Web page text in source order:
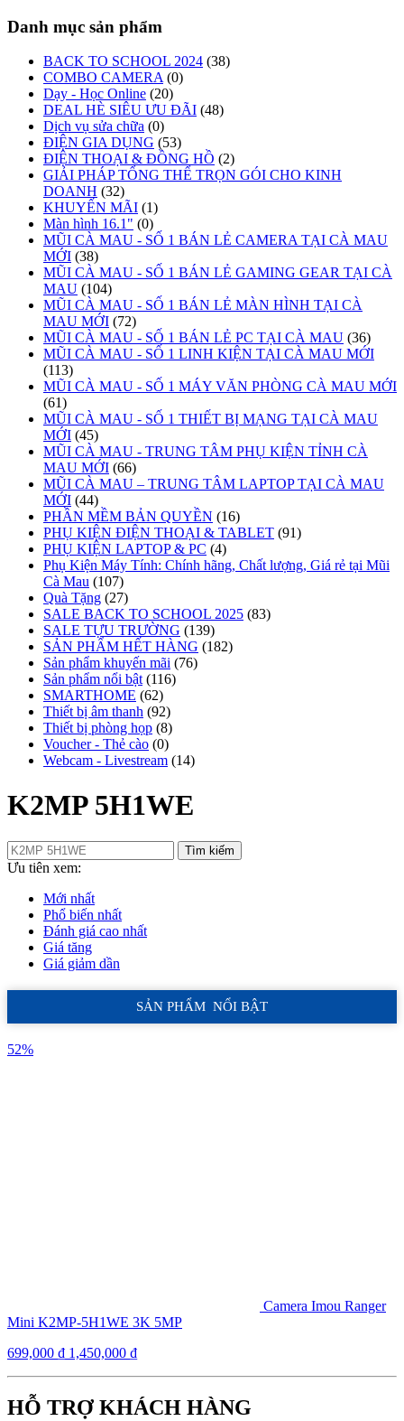
Danh mục sản phẩm
BACK TO SCHOOL 2024 (38)
COMBO CAMERA (0)
Dạy - Học Online (20)
DEAL HÈ SIÊU ƯU ĐÃI (48)
Dịch vụ sửa chữa (0)
ĐIỆN GIA DỤNG (53)
ĐIỆN THOẠI & ĐỒNG HỒ (2)
GIẢI PHÁP TỔNG THỂ TRỌN GÓI CHO KINH
DOANH (32)
KHUYẾN MÃI (1)
Màn hình 16.1" (0)
MŨI CÀ MAU - SỐ 1 BÁN LẺ CAMERA TẠI CÀ MAU
MỚI (38)
MŨI CÀ MAU - SỐ 1 BÁN LẺ GAMING GEAR TẠI CÀ
MAU (104)
MŨI CÀ MAU - SỐ 1 BÁN LẺ MÀN HÌNH TẠI CÀ
MAU MỚI (72)
MŨI CÀ MAU - SỐ 1 BÁN LẺ PC TẠI CÀ MAU (36)
MŨI CÀ MAU - SỐ 1 LINH KIỆN TẠI CÀ MAU MỚI
(113)
MŨI CÀ MAU - SỐ 1 MÁY VĂN PHÒNG CÀ MAU MỚI
(61)
MŨI CÀ MAU - SỐ 1 THIẾT BỊ MẠNG TẠI CÀ MAU
MỚI (45)
MŨI CÀ MAU - TRUNG TÂM PHỤ KIỆN TỈNH CÀ
MAU MỚI (66)
MŨI CÀ MAU – TRUNG TÂM LAPTOP TẠI CÀ MAU
MỚI (44)
PHẦN MỀM BẢN QUYỀN (16)
PHỤ KIỆN ĐIỆN THOẠI & TABLET (91)
PHỤ KIỆN LAPTOP & PC (4)
Phụ Kiện Máy Tính: Chính hãng, Chất lượng, Giá rẻ tại Mũi
Cà Mau (107)
Quà Tặng (27)
SALE BACK TO SCHOOL 2025 (83)
SALE TỰU TRƯỜNG (139)
SẢN PHẨM HẾT HÀNG (182)
Sản phẩm khuyến mãi (76)
Sản phẩm nổi bật (116)
SMARTHOME (62)
Thiết bị âm thanh (92)
Thiết bị phòng họp (8)
Voucher - Thẻ cào (0)
Webcam - Livestream (14)
K2MP 5H1WE
Tìm kiếm
Ưu tiên xem:
Mới nhất
Phổ biến nhất
Đánh giá cao nhất
Giá tăng
Giá giảm dần
SẢN PHẨM NỔI BẬT
52%
Camera Imou Ranger
Mini K2MP-5H1WE 3K 5MP
699,000 ₫ 1,450,000 ₫
HỖ TRỢ KHÁCH HÀNG